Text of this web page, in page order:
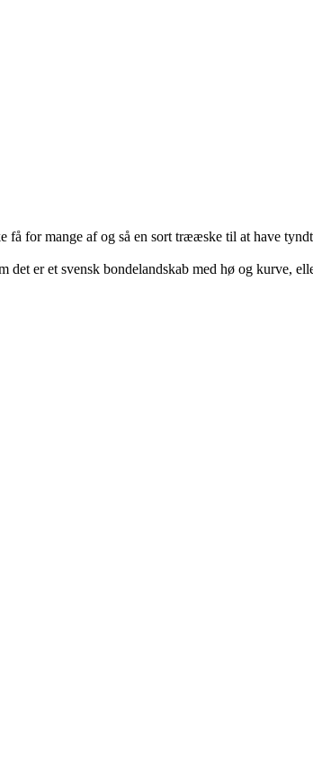
for mange af og så en sort trææske til at have
er et svensk bondelandskab med hø og kurve,